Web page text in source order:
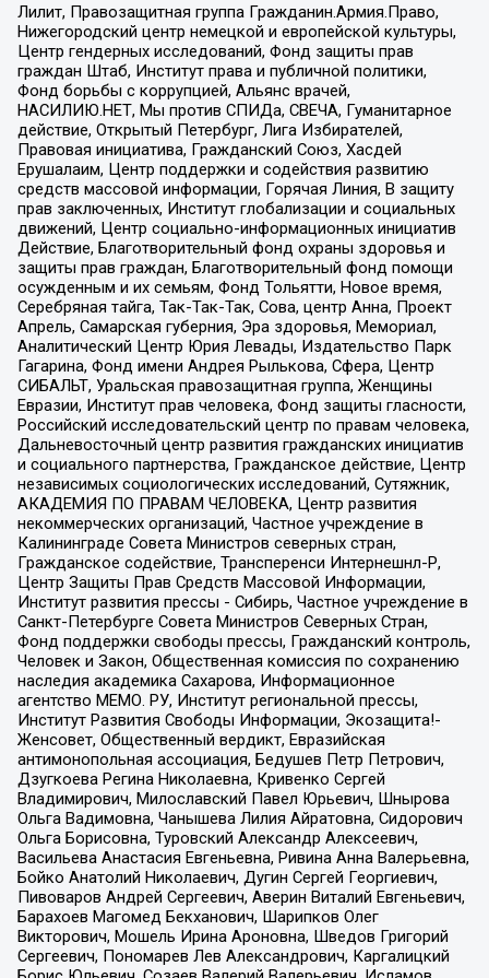
Лилит, Правозащитная группа Гражданин.Армия.Право,
Нижегородский центр немецкой и европейской культуры,
Центр гендерных исследований, Фонд защиты прав
граждан Штаб, Институт права и публичной политики,
Фонд борьбы с коррупцией, Альянс врачей,
НАСИЛИЮ.НЕТ, Мы против СПИДа, СВЕЧА, Гуманитарное
действие, Открытый Петербург, Лига Избирателей,
Правовая инициатива, Гражданский Союз, Хасдей
Ерушалаим, Центр поддержки и содействия развитию
средств массовой информации, Горячая Линия, В защиту
прав заключенных, Институт глобализации и социальных
движений, Центр социально-информационных инициатив
Действие, Благотворительный фонд охраны здоровья и
защиты прав граждан, Благотворительный фонд помощи
осужденным и их семьям, Фонд Тольятти, Новое время,
Серебряная тайга, Так-Так-Так, Сова, центр Анна, Проект
Апрель, Самарская губерния, Эра здоровья, Мемориал,
Аналитический Центр Юрия Левады, Издательство Парк
Гагарина, Фонд имени Андрея Рылькова, Сфера, Центр
СИБАЛЬТ, Уральская правозащитная группа, Женщины
Евразии, Институт прав человека, Фонд защиты гласности,
Российский исследовательский центр по правам человека,
Дальневосточный центр развития гражданских инициатив
и социального партнерства, Гражданское действие, Центр
независимых социологических исследований, Сутяжник,
АКАДЕМИЯ ПО ПРАВАМ ЧЕЛОВЕКА, Центр развития
некоммерческих организаций, Частное учреждение в
Калининграде Совета Министров северных стран,
Гражданское содействие, Трансперенси Интернешнл-Р,
Центр Защиты Прав Средств Массовой Информации,
Институт развития прессы - Сибирь, Частное учреждение в
Санкт-Петербурге Совета Министров Северных Стран,
Фонд поддержки свободы прессы, Гражданский контроль,
Человек и Закон, Общественная комиссия по сохранению
наследия академика Сахарова, Информационное
агентство МЕМО. РУ, Институт региональной прессы,
Институт Развития Свободы Информации, Экозащита!-
Женсовет, Общественный вердикт, Евразийская
антимонопольная ассоциация, Бедушев Петр Петрович,
Дзугкоева Регина Николаевна, Кривенко Сергей
Владимирович, Милославский Павел Юрьевич, Шнырова
Ольга Вадимовна, Чанышева Лилия Айратовна, Сидорович
Ольга Борисовна, Туровский Александр Алексеевич,
Васильева Анастасия Евгеньевна, Ривина Анна Валерьевна,
Бойко Анатолий Николаевич, Дугин Сергей Георгиевич,
Пивоваров Андрей Сергеевич, Аверин Виталий Евгеньевич,
Барахоев Магомед Бекханович, Шарипков Олег
Викторович, Мошель Ирина Ароновна, Шведов Григорий
Сергеевич, Пономарев Лев Александрович, Каргалицкий